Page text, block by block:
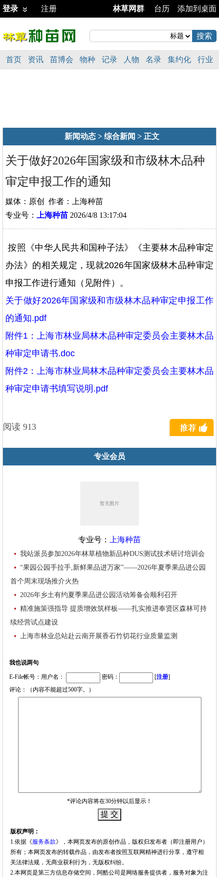
登录 注册 林草网群 台历 添加到桌面
首页 资讯 苗博会 物种 记录 人物 名录 集约化 行业
新闻动态 > 综合新闻 > 正文
关于做好2026年国家级和市级林木品种
审定申报工作的通知
媒体：原创 作者：上海种苗
专业号：
上海种苗 2026/4/8 13:17:04
按照《中华人民共和国种子法》《主要林木品种审定
办法》的相关规定，现就2026年国家级林木品种审定
申报工作进行通知（见附件）。
关于做好2026年国家级和市级林木品种审定申报工作
的通知.pdf
附件1：上海市林业局林木品种审定委员会主要林木品
种审定申请书.doc
附件2：上海市林业局林木品种审定委员会主要林木品
种审定申请书填写说明.pdf
阅读 913
专业会员
专业号： 上海种苗
我站派员参加2026年林草植物新品种DUS测试技术研讨培训会
“果园公园手拉手,新鲜果品进万家”——2026年夏季果品进公园
首个周末现场推介火热
2026年乡土有约夏季果品进公园活动筹备会顺利召开
精准施策强指导 提质增效筑样板——扎实推进奉贤区森林可持
续经营试点建设
上海市林业总站赴云南开展香石竹切花行业质量监测
我也说两句
E-File帐号：用户名： 密码： [注册]
评论：（内容不能超过500字。）
*评论内容将在30分钟以后显示！
版权声明：
1.依据《服务条款》，本网页发布的原创作品，版权归发布者（即注册用户）
所有；本网页发布的转载作品，由发布者按照互联网精神进行分享，遵守相
关法律法规，无商业获利行为，无版权纠纷。
2.本网页是第三方信息存储空间，阿酷公司是网络服务提供者，服务对象为注